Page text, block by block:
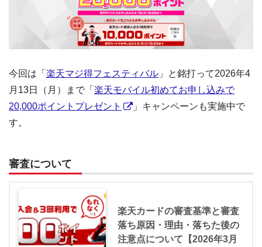
今回は「 楽天マジ得フェスティバル 」と銘打って2026年4
月13日（月）まで「 楽天モバイル初めてお申し込みで
20,000ポイントプレゼント
」キャンペーンも実施中で
す。
審査について
楽天カードの審査基準と審査
落ち原因・理由・落ちた後の
注意点について【2026年3月